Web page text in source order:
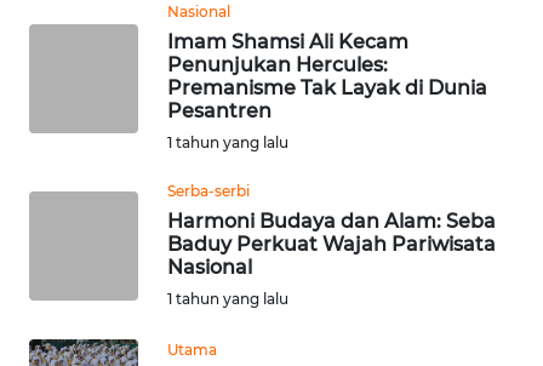
Nasional
Imam Shamsi Ali Kecam
Penunjukan Hercules:
Premanisme Tak Layak di Dunia
Pesantren
1 tahun yang lalu
Serba-serbi
Harmoni Budaya dan Alam: Seba
Baduy Perkuat Wajah Pariwisata
Nasional
1 tahun yang lalu
Utama
WN
WN
CIREBON